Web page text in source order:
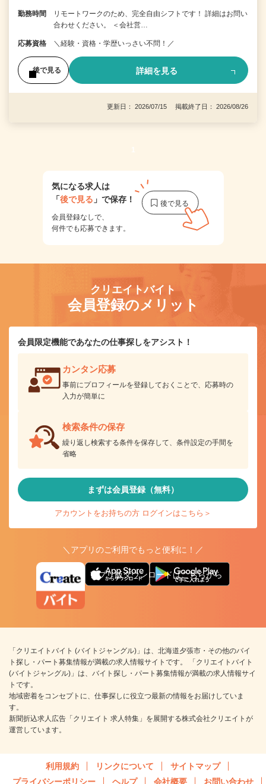
勤務時間
リモートワークのため、完全自由シフトです！ 詳細はお問い
合わせください。 ＜会社営…
応募資格 ＼経験・資格・学歴いっさい不問！／
後で見る 詳細を見る
更新日： 2026/07/15 掲載終了日： 2026/08/26
1
気になる求人は
「後で見る 」で保存！
会員登録なしで、
何件でも応募できます。
クリエイトバイト
会員登録のメリット
会員限定機能であなたの仕事探しをアシスト！
カンタン応募
事前にプロフィールを登録しておくことで、応募時の
入力が簡単に
検索条件の保存
繰り返し検索する条件を保存して、条件設定の手間を
省略
まずは会員登録（無料）
アカウントをお持ちの方 ログインはこちら＞
＼アプリのご利用でもっと便利に！／
アプリ版ダウンロードはこちらから
「クリエイトバイト (バイトジャングル)」は、北海道夕張市・その他のバイ
ト探し・パート募集情報が満載の求人情報サイトです。 「クリエイトバイト
(バイトジャングル)」は、バイト探し・パート募集情報が満載の求人情報サイ
トです。
地域密着をコンセプトに、仕事探しに役立つ最新の情報をお届けしていま
す。
新聞折込求人広告「クリエイト 求人特集」を展開する株式会社クリエイトが
運営しています。
利用規約 リンクについて
サイトマップ
プライバシーポリシー
ヘルプ 会社概要 お問い合わせ